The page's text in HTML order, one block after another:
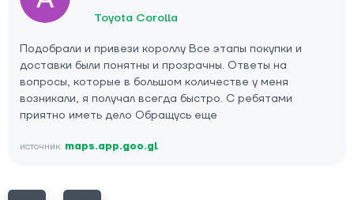
Toyota Corolla
Подобрали и привези короллу Все этапы покупки и
доставки были понятны и прозрачны. Ответы на
вопросы, которые в большом количестве у меня
возникали, я получал всегда быстро. С ребятами
приятно иметь дело Обращусь еще
источник: maps.app.goo.gl